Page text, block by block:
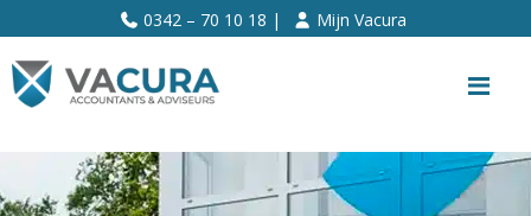
0342 – 70 10 18 | Mijn Vacura